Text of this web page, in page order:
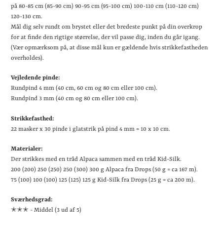
på 80-85 cm (85-90 cm) 90-95 cm (95-100 cm) 100-110 cm (110-120 cm)
120-130 cm.
Mål dig selv rundt om brystet eller det bredeste punkt på din overkrop
for at finde den rigtige størrelse, der vil passe dig, inden du går igang.
(Vær opmærksom på, at disse mål kun er gældende hvis strikkefastheden
overholdes).
Vejledende pinde:
Rundpind 4 mm (40 cm, 60 cm og 80 cm eller 100 cm).
Rundpind 3 mm (40 cm og 80 cm eller 100 cm).
Strikkefasthed:
22 masker x 30 pinde i glatstrik på pind 4 mm = 10 x 10 cm.
Materialer:
Der strikkes med en tråd Alpaca sammen med en tråd Kid-Silk.
200 (200) 250 (250) 250 (300) 300 g Alpaca fra Drops (50 g = ca 167 m).
75 (100) 100 (100) 125 (125) 125 g Kid-Silk fra Drops (25 g = ca 200 m).
Sværhedsgrad:
✭✭✭ - Middel (3 ud af 5)